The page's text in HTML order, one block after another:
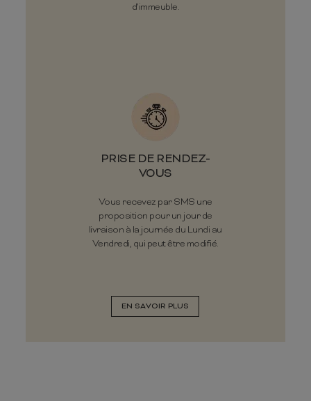
d'immeuble.
PRISE DE RENDEZ-
VOUS
Vous recevez par SMS une
proposition pour un jour de
livraison à la journée du Lundi au
Vendredi, qui peut être modifié.
EN SAVOIR PLUS